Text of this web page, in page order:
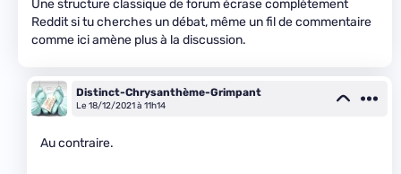
Une structure classique de forum écrase complètement
Reddit si tu cherches un débat, même un fil de commentaire
comme ici amène plus à la discussion.
Distinct-Chrysanthème-Grimpant
Le 18/12/2021 à 11h14
Au contraire.